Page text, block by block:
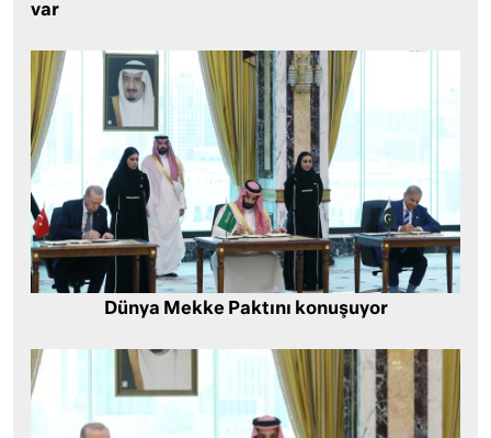
var
Dünya Mekke Paktını konuşuyor